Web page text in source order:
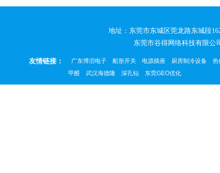
地址：东莞市东城区莞龙路东城段
东莞市谷得网络科技有限公
友情链接： 广东博滔电子 船形开关 电源插座 厨房制冷设备
热
甲醛
武汉海德隆 深孔钻 东莞GEO优化